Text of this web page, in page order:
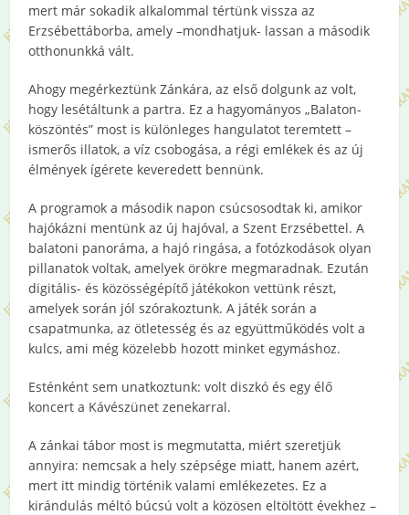
mert már sokadik alkalommal tértünk vissza az
Erzsébettáborba, amely –mondhatjuk- lassan a második
otthonunkká vált.
Ahogy megérkeztünk Zánkára, az első dolgunk az volt,
hogy lesétáltunk a partra. Ez a hagyományos „Balaton-
köszöntés” most is különleges hangulatot teremtett –
ismerős illatok, a víz csobogása, a régi emlékek és az új
élmények ígérete keveredett bennünk.
A programok a második napon csúcsosodtak ki, amikor
hajókázni mentünk az új hajóval, a Szent Erzsébettel. A
balatoni panoráma, a hajó ringása, a fotózkodások olyan
pillanatok voltak, amelyek örökre megmaradnak. Ezután
digitális- és közösségépítő játékokon vettünk részt,
amelyek során jól szórakoztunk. A játék során a
csapatmunka, az ötletesség és az együttműködés volt a
kulcs, ami még közelebb hozott minket egymáshoz.
Esténként sem unatkoztunk: volt diszkó és egy élő
koncert a Kávészünet zenekarral.
A zánkai tábor most is megmutatta, miért szeretjük
annyira: nemcsak a hely szépsége miatt, hanem azért,
mert itt mindig történik valami emlékezetes. Ez a
kirándulás méltó búcsú volt a közösen eltöltött évekhez –